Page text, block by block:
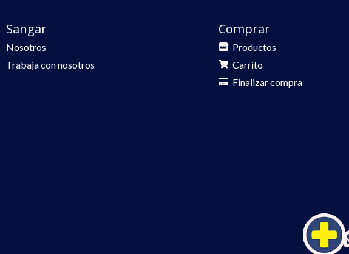
Sangar
Nosotros
Trabaja con nosotros
Comprar
Productos
Carrito
Finalizar compra